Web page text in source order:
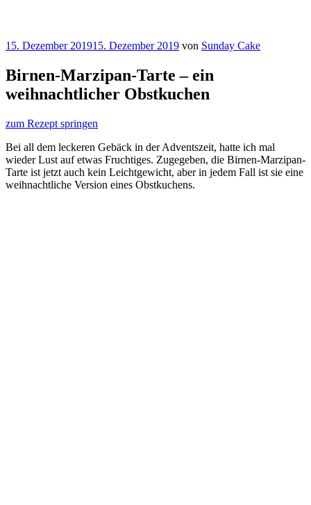
Veröffentlicht
15. Dezember 201915. Dezember 2019 von Sunday Cake
Birnen-Marzipan-Tarte – ein
weihnachtlicher Obstkuchen
zum Rezept springen
Bei all dem leckeren Gebäck in der Adventszeit, hatte ich mal
wieder Lust auf etwas Fruchtiges. Zugegeben, die Birnen-Marzipan-
Tarte ist jetzt auch kein Leichtgewicht, aber in jedem Fall ist sie eine
weihnachtliche Version eines Obstkuchens.